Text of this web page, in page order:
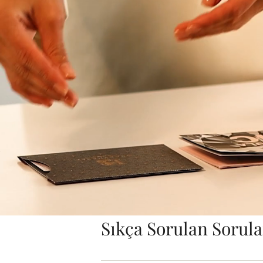
Sıkça Sorulan